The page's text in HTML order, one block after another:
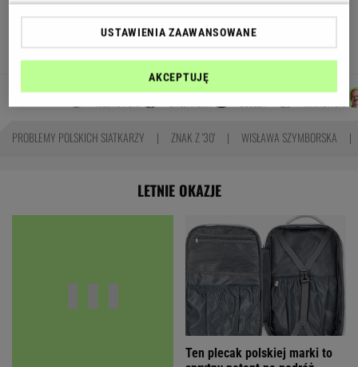
Wzięli pod lupę wielką reformę Muska. Gdzie
się podziały miliardy oszczędności?
MARIA KORCZ
Autorzy:
MICHAŁ
JOANNA
WIKTORIA
DANIEL
PROBLEMY POLSKICH SIATKARZY ZNAK Z '30' WISŁAWA SZYMBORSKA
LETNIE OKAZJE
Ten plecak polskiej marki to
USTAWIENIA ZAAWANSOWANE
AKCEPTUJĘ